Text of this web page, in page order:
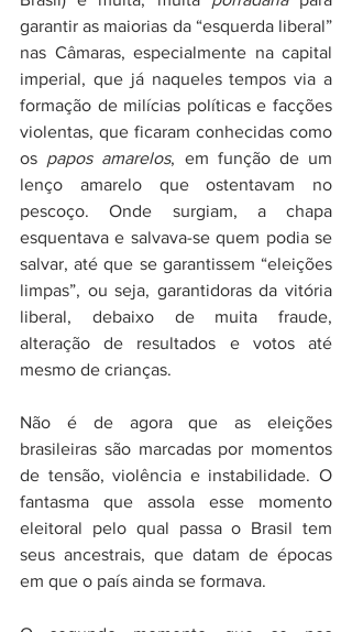
garantir as maiorias da “esquerda liberal”
nas Câmaras, especialmente na capital
imperial, que já naqueles tempos via a
formação de milícias políticas e facções
violentas, que ficaram conhecidas como
os papos amarelos, em função de um
lenço amarelo que ostentavam no
pescoço. Onde surgiam, a chapa
esquentava e salvava-se quem podia se
salvar, até que se garantissem “eleições
limpas”, ou seja, garantidoras da vitória
liberal, debaixo de muita fraude,
alteração de resultados e votos até
mesmo de crianças.
Não é de agora que as eleições
brasileiras são marcadas por momentos
de tensão, violência e instabilidade. O
fantasma que assola esse momento
eleitoral pelo qual passa o Brasil tem
seus ancestrais, que datam de épocas
em que o país ainda se formava.